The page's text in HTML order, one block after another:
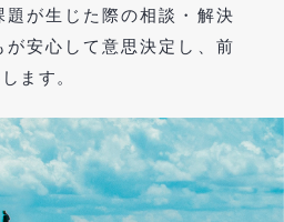
題が生じた際の相談・解決
が安心して意思決定し、前
ます。